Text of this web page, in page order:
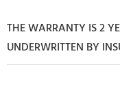
THE WARRANTY IS 2
UNDERWRITTEN BY